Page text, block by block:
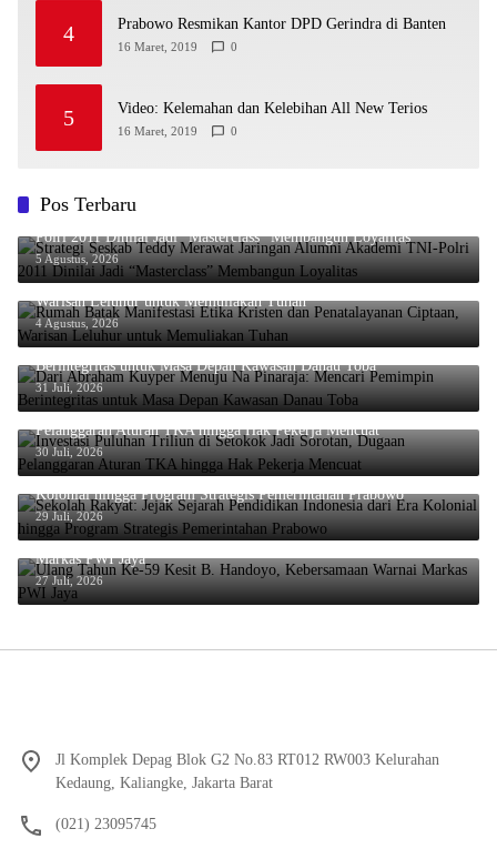
4 Prabowo Resmikan Kantor DPD Gerindra di Banten
16 Maret, 2019 0
5 Video: Kelemahan dan Kelebihan All New Terios
16 Maret, 2019 0
Pos Terbaru
Strategi Seskab Teddy Merawat Jaringan Alumni Akademi TNI-
Polri 2011 Dinilai Jadi “Masterclass” Membangun Loyalitas
5 Agustus, 2026
Rumah Batak Manifestasi Etika Kristen dan Penatalayanan Ciptaan,
Warisan Leluhur untuk Memuliakan Tuhan
4 Agustus, 2026
Dari Abraham Kuyper Menuju Na Pinaraja: Mencari Pemimpin
Berintegritas untuk Masa Depan Kawasan Danau Toba
31 Juli, 2026
Investasi Puluhan Triliun di Setokok Jadi Sorotan, Dugaan
Pelanggaran Aturan TKA hingga Hak Pekerja Mencuat
30 Juli, 2026
Sekolah Rakyat: Jejak Sejarah Pendidikan Indonesia dari Era
Kolonial hingga Program Strategis Pemerintahan Prabowo
29 Juli, 2026
Ulang Tahun Ke-59 Kesit B. Handoyo, Kebersamaan Warnai
Markas PWI Jaya
27 Juli, 2026
Jl Komplek Depag Blok G2 No.83 RT012 RW003 Kelurahan
Kedaung, Kaliangke, Jakarta Barat
(021) 23095745